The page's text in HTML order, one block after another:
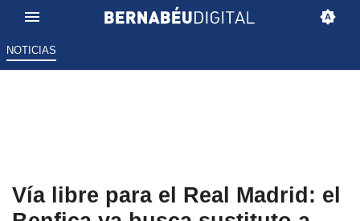
NOTICIAS
Vía libre para el Real Madrid: el